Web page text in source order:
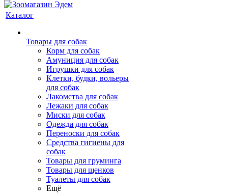
Каталог
Товары для собак
Корм для собак
Амуниция для собак
Игрушки для собак
Клетки, будки, вольеры
для собак
Лакомства для собак
Лежаки для собак
Миски для собак
Одежда для собак
Переноски для собак
Средства гигиены для
собак
Товары для груминга
Товары для щенков
Туалеты для собак
Ещё